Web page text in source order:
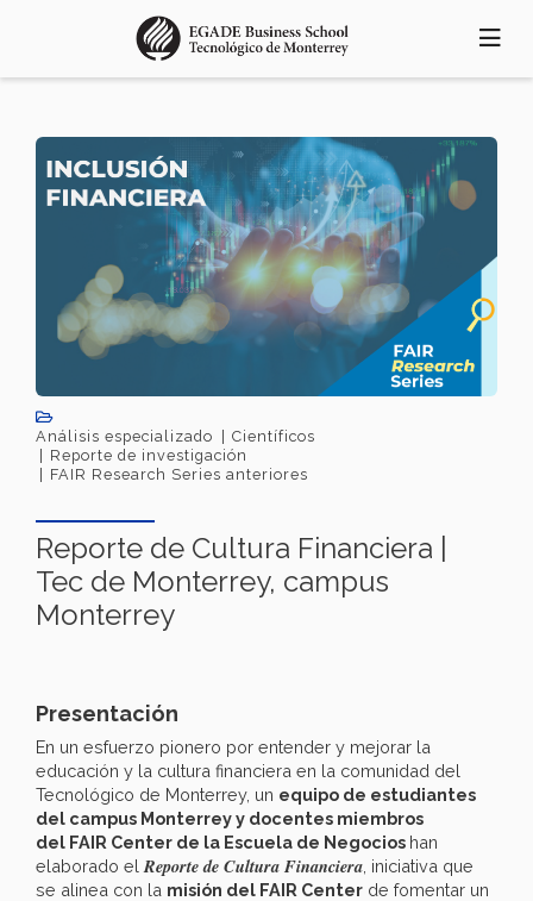
principal
Análisis especializado
Científicos
Reporte de investigación
FAIR Research Series anteriores
Reporte de Cultura Financiera |
Tec de Monterrey, campus
Monterrey
Presentación
En un esfuerzo pionero por entender y mejorar la
educación y la cultura financiera en la comunidad del
Tecnológico de Monterrey, un equipo de estudiantes
del campus Monterrey y docentes miembros
del FAIR Center de la Escuela de Negocios han
elaborado el Reporte de Cultura Financiera , iniciativa que
se alinea con la misión del FAIR Center de fomentar un